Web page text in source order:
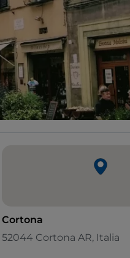
Cortona
52044 Cortona AR, Italia